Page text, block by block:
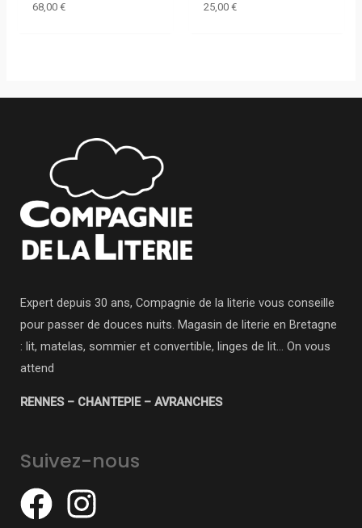
68,00 € 25,00 €
Expert depuis 30 ans, Compagnie de la literie vous conseille
pour passer de douces nuits. Magasin de literie en Bretagne
: lit, matelas, sommier et convertible, linges de lit… On vous
attend
RENNES – CHANTEPIE – AVRANCHES
Suivez-nous